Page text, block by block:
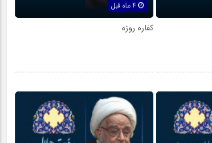
کفاره روزه